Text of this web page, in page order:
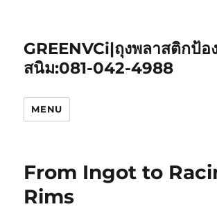
GREENVCi|ถุงพลาสติกป้อ
สนิม:081-042-4988
MENU
From Ingot to
Rims